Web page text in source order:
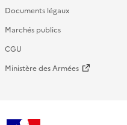
Documents légaux
Marchés publics
CGU
Ministère des Armées
française - ECPAD